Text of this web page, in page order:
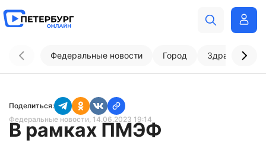
Федеральные новости Город
Поделиться:
Федеральные новости, 14.06.2023 19:14
В рамках ПМЭФ